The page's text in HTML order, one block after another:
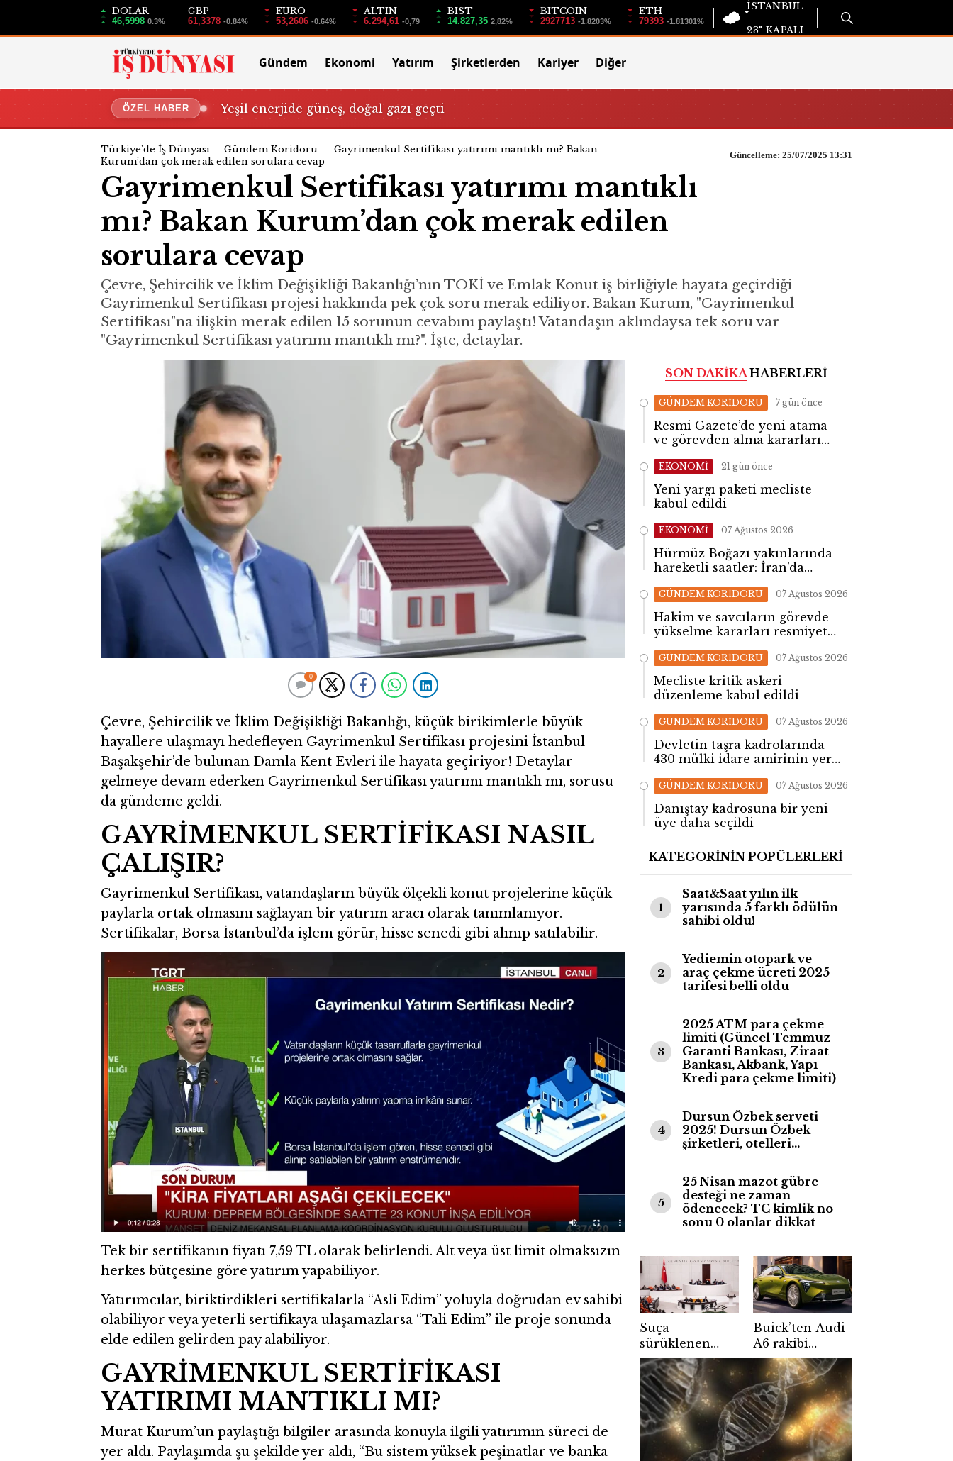
DOLAR
46,5998 0.3%
GBP
61,3378 -0.84%
EURO
53,2606 -0.64%
ALTIN
6.294,61 -0,79
BIST
14.827,35 2,82%
BITCOIN
2927713 -1.8203%
ETH
79393 -1.81301%
İSTANBUL
23° KAPALI
Gündem Ekonomi Yatırım Şirketlerden Kariyer Diğer
ÖZEL HABER Yeşil enerjide güneş, doğal gazı geçti
Türkiye'de İş Dünyası Gündem Koridoru
Gayrimenkul Sertifikası yatırımı mantıklı mı? Bakan
Kurum’dan çok merak edilen sorulara cevap
Güncelleme: 25/07/2025 13:31
Gayrimenkul Sertifikası yatırımı mantıklı
mı? Bakan Kurum’dan çok merak edilen
sorulara cevap
Çevre, Şehircilik ve İklim Değişikliği Bakanlığı’nın TOKİ ve Emlak Konut iş birliğiyle hayata geçirdiği
Gayrimenkul Sertifikası projesi hakkında pek çok soru merak ediliyor. Bakan Kurum, "Gayrimenkul
Sertifikası"na ilişkin merak edilen 15 sorunun cevabını paylaştı! Vatandaşın aklındaysa tek soru var
"Gayrimenkul Sertifikası yatırımı mantıklı mı?". İşte, detaylar.
0
Çevre, Şehircilik ve İklim Değişikliği Bakanlığı, küçük birikimlerle büyük
hayallere ulaşmayı hedefleyen Gayrimenkul Sertifikası projesini İstanbul
Başakşehir’de bulunan Damla Kent Evleri ile hayata geçiriyor! Detaylar
gelmeye devam ederken Gayrimenkul Sertifikası yatırımı mantıklı mı, sorusu
da gündeme geldi.
GAYRİMENKUL SERTİFİKASI NASIL
ÇALIŞIR?
Gayrimenkul Sertifikası, vatandaşların büyük ölçekli konut projelerine küçük
paylarla ortak olmasını sağlayan bir yatırım aracı olarak tanımlanıyor.
Sertifikalar, Borsa İstanbul’da işlem görür, hisse senedi gibi alınıp satılabilir.
Tek bir sertifikanın fiyatı 7,59 TL olarak belirlendi. Alt veya üst limit olmaksızın
herkes bütçesine göre yatırım yapabiliyor.
Yatırımcılar, biriktirdikleri sertifikalarla “Asli Edim” yoluyla doğrudan ev sahibi
olabiliyor veya yeterli sertifikaya ulaşamazlarsa “Tali Edim” ile proje sonunda
elde edilen gelirden pay alabiliyor.
GAYRİMENKUL SERTİFİKASI
YATIRIMI MANTIKLI MI?
Murat Kurum’un paylaştığı bilgiler arasında konuyla ilgili yatırımın süreci de
yer aldı. Paylaşımda şu şekilde yer aldı, “Bu sistem yüksek peşinatlar ve banka
SON DAKİKAHABERLERİ
GÜNDEM KORİDORU 7 gün önce
Resmi Gazete’de yeni atama
ve görevden alma kararları
EKONOMİ 21 gün önce
Yeni yargı paketi mecliste
kabul edildi
EKONOMİ 07 Ağustos 2026
Hürmüz Boğazı yakınlarında
hareketli saatler: İran’da
GÜNDEM KORİDORU 07 Ağustos 2026
Hakim ve savcıların görevde
yükselme kararları resmiyet
GÜNDEM KORİDORU 07 Ağustos 2026
Mecliste kritik askeri
düzenleme kabul edildi
GÜNDEM KORİDORU 07 Ağustos 2026
Devletin taşra kadrolarında
430 mülki idare amirinin yeri
GÜNDEM KORİDORU 07 Ağustos 2026
Danıştay kadrosuna bir yeni
üye daha seçildi
KATEGORİNİN POPÜLERLERİ
1
Saat&Saat yılın ilk
yarısında 5 farklı ödülün
sahibi oldu!
2
Yediemin otopark ve
araç çekme ücreti 2025
tarifesi belli oldu
3
2025 ATM para çekme
limiti (Güncel Temmuz
Garanti Bankası, Ziraat
Bankası, Akbank, Yapı
Kredi para çekme limiti)
4
Dursun Özbek serveti
2025! Dursun Özbek
şirketleri, otelleri…
5
25 Nisan mazot gübre
desteği ne zaman
ödenecek? TC kimlik no
sonu 0 olanlar dikkat
Suça
sürüklenen
çocuklarla ilgili
yeni
düzenlemede
ilk iki madde
kabul edildi
Buick’ten Audi
A6 rakibi
elektrikli sedan!
702 km menzil
sunuyor